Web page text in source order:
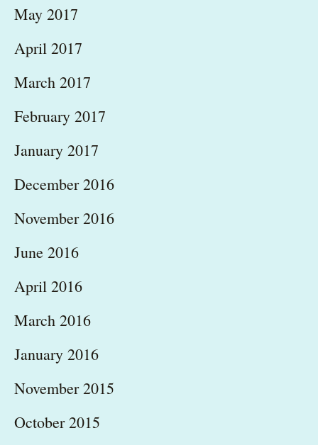
May 2017
April 2017
March 2017
February 2017
January 2017
December 2016
November 2016
June 2016
April 2016
March 2016
January 2016
November 2015
October 2015